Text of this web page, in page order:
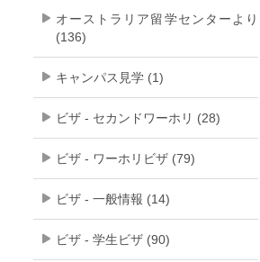
オーストラリア留学センターより
(136)
キャンパス見学 (1)
ビザ - セカンドワーホリ (28)
ビザ - ワーホリビザ (79)
ビザ - 一般情報 (14)
ビザ - 学生ビザ (90)